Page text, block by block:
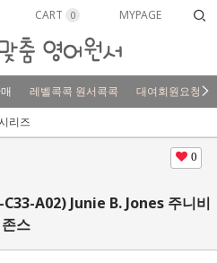
CART 0 MYPAGE
레벨콕콕 원서콕콕
대여회원요청
리즈
0
A02) Junie B. Jones 주니비
존스